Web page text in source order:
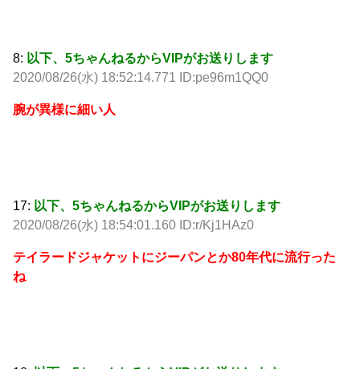
8: 以下、5ちゃんねるからVIPがお送りします
2020/08/26(水) 18:52:14.771 ID:pe96m1QQ0
腕が異様に細い人
17: 以下、5ちゃんねるからVIPがお送りします
2020/08/26(水) 18:54:01.160 ID:r/Kj1HAz0
テイラードジャケットにジーパンとか80年代に流行った
ね